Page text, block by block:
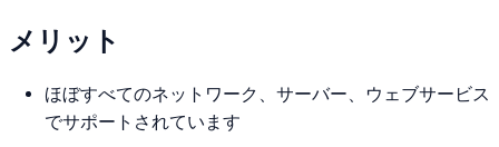
メリット
ほぼすべてのネットワーク、サーバー、ウェブサービス
でサポートされています